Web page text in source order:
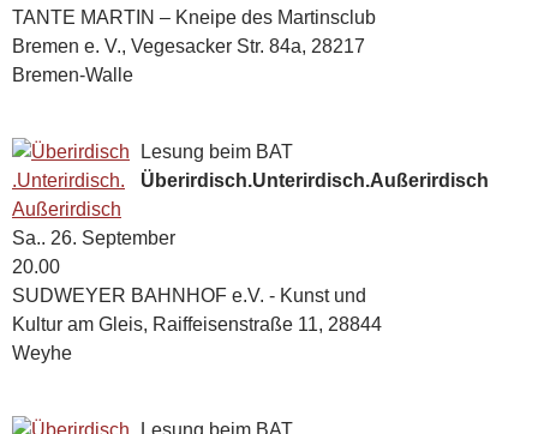
TANTE MARTIN – Kneipe des Martinsclub
Bremen e. V. Vegesacker Str. 84a, 28217
Bremen-Walle
Lesung beim BAT
Überirdisch.Unterirdisch.Außerirdisch
Sa.. 26. September
20.00
SUDWEYER BAHNHOF e.V. - Kunst und
Kultur am Gleis Raiffeisenstraße 11, 28844
Weyhe
Lesung beim BAT